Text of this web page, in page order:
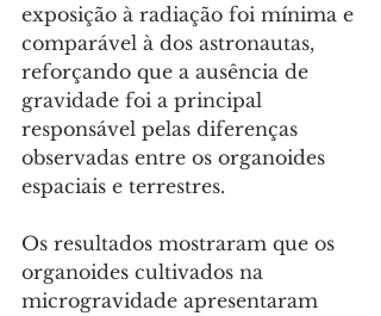
exposição à radiação foi mínima e
comparável à dos astronautas,
reforçando que a ausência de
gravidade foi a principal
responsável pelas diferenças
observadas entre os organoides
espaciais e terrestres.
Os resultados mostraram que os
organoides cultivados na
microgravidade apresentaram